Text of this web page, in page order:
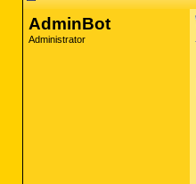
AdminBot
Administrator